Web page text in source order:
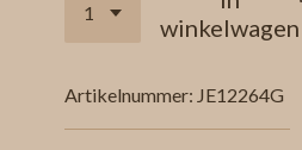
winkelwagen
Artikelnummer: JE12264G